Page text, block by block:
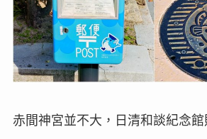
赤間神宮並不大，日清和談紀念館